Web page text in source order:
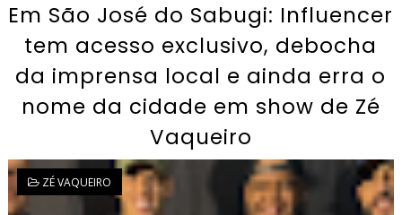
Em São José do Sabugi: Influencer
tem acesso exclusivo, debocha
da imprensa local e ainda erra o
nome da cidade em show de Zé
Vaqueiro
ZÉ VAQUEIRO